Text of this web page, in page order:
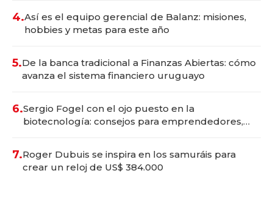
4.Así es el equipo gerencial de Balanz: misiones,
hobbies y metas para este año
5.De la banca tradicional a Finanzas Abiertas: cómo
avanza el sistema financiero uruguayo
6.Sergio Fogel con el ojo puesto en la
biotecnología: consejos para emprendedores,
7.Roger Dubuis se inspira en los samuráis para
crear un reloj de US$ 384.000